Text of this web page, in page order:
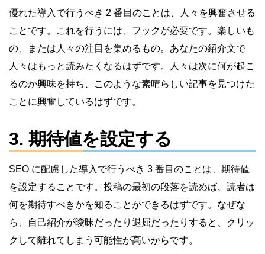
優れた導入で行うべき 2 番目のことは、人々を興奮させる
ことです。これを行うには、フックが必要です。楽しいも
の、または人々の注目を集めるもの。あなたの紹介文で
人々はもっと読みたくなるはずです。人々は次に何が起こ
るのか興味を持ち、このような素晴らしい記事を見つけた
ことに興奮しているはずです。
3. 期待値を設定する
SEO に配慮した導入で行うべき 3 番目のことは、期待値
を設定することです。投稿の最初の段落を読めば、読者は
何を期待すべきかを知ることができるはずです。なぜな
ら、自己紹介が曖昧だったり退屈だったりすると、クリッ
クして離れてしまう可能性が高いからです。